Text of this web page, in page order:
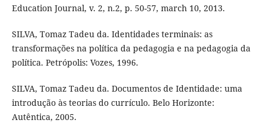
Education Journal, v. 2, n.2, p. 50-57, march 10, 2013.
SILVA, Tomaz Tadeu da. Identidades terminais: as
transformações na política da pedagogia e na pedagogia da
política. Petrópolis: Vozes, 1996.
SILVA, Tomaz Tadeu da. Documentos de Identidade: uma
introdução às teorias do currículo. Belo Horizonte:
Autêntica, 2005.